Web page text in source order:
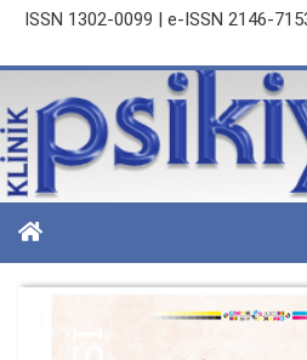
ISSN 1302-0099 | e-ISSN 2146-